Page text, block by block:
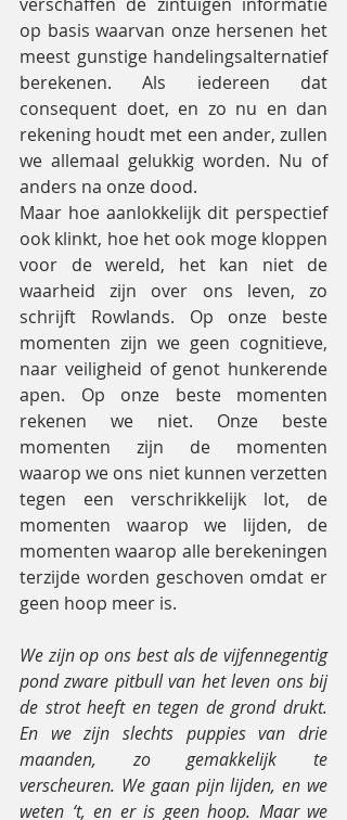
op basis waarvan onze hersenen het
meest gunstige handelingsalternatief
berekenen. Als iedereen dat
consequent doet, en zo nu en dan
rekening houdt met een ander, zullen
we allemaal gelukkig worden. Nu of
anders na onze dood.
Maar hoe aanlokkelijk dit perspectief
ook klinkt, hoe het ook moge kloppen
voor de wereld, het kan niet de
waarheid zijn over ons leven, zo
schrijft Rowlands. Op onze beste
momenten zijn we geen cognitieve,
naar veiligheid of genot hunkerende
apen. Op onze beste momenten
rekenen we niet. Onze beste
momenten zijn de momenten
waarop we ons niet kunnen verzetten
tegen een verschrikkelijk lot, de
momenten waarop we lijden, de
momenten waarop alle berekeningen
terzijde worden geschoven omdat er
geen hoop meer is.
We zijn op ons best als de vijfennegentig
pond zware pitbull van het leven ons bij
de strot heeft en tegen de grond drukt.
En we zijn slechts puppies van drie
maanden, zo gemakkelijk te
verscheuren. We gaan pijn lijden, en we
weten ‘t, en er is geen hoop. Maar we